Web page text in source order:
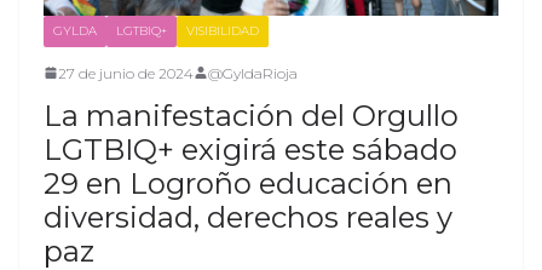
GYLDA LGTBIQ+ VISIBILIDAD
27 de junio de 2024 @GyldaRioja
La manifestación del Orgullo
LGTBIQ+ exigirá este sábado
29 en Logroño educación en
diversidad, derechos reales y
paz